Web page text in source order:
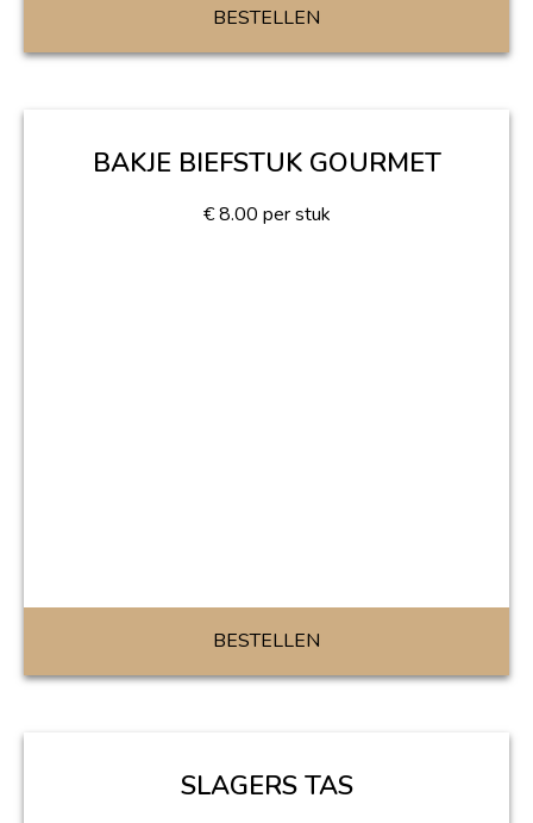
BESTELLEN
BAKJE BIEFSTUK GOURMET
€ 8.00 per stuk
BESTELLEN
SLAGERS TAS